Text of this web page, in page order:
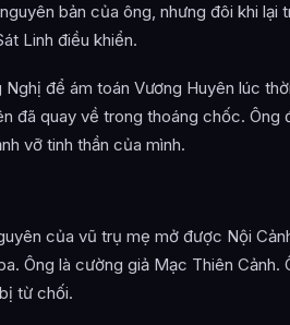
bản của ông, nhưng đôi khi lại
Linh điều khiển.
để ám toán Vương Huyên lúc
đã quay về trong thoáng chốc. Ông
vỡ tinh thần của mình.
của vũ trụ mẹ mở được Nội
Ông là cường giả Mạc Thiên Cảnh.
từ chối.